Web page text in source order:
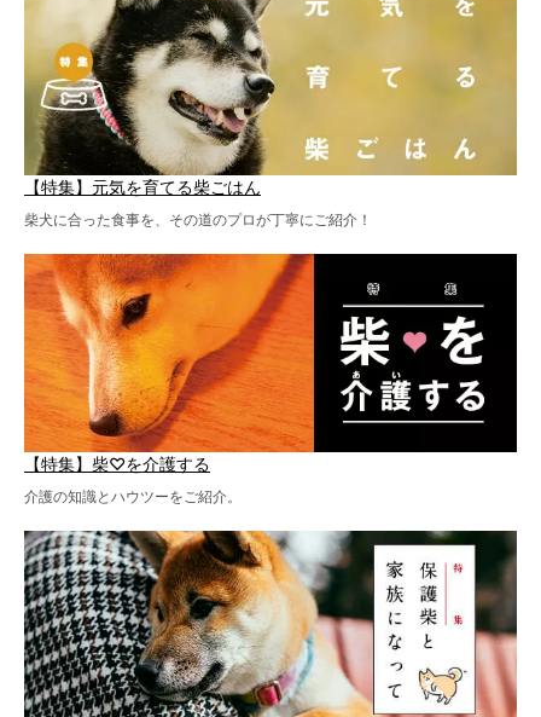
【特集】元気を育てる柴ごはん
柴犬に合った食事を、その道のプロが丁寧にご紹介！
【特集】柴♡を介護する
介護の知識とハウツーをご紹介。